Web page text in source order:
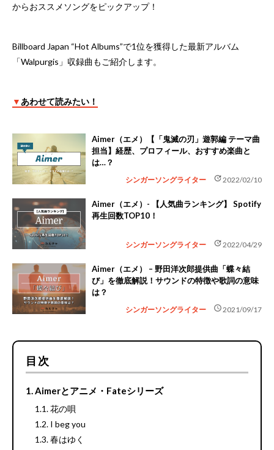
からおススメソングをピックアップ！
Billboard Japan “Hot Albums”で1位を獲得した最新アルバム
「Walpurgis」収録曲もご紹介します。
▼ あわせて読みたい！
Aimer（エメ）【「鬼滅の刃」遊郭編 テーマ曲
担当】経歴、プロフィール、おすすめ楽曲と
は…？
シンガーソングライター update2022/02/10
Aimer（エメ）- 【人気曲ランキング】 Spotify
再生回数TOP10！
シンガーソングライター update2022/04/29
Aimer（エメ） – 野田洋次郎提供曲「蝶々結
び」を徹底解説！サウンドの特徴や歌詞の意味
は？
シンガーソングライター schedule2021/09/17
目次
Aimerとアニメ・Fateシリーズ
花の唄
I beg you
春はゆく